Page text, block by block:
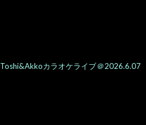
Toshi&Akkoカラオケライブ＠2026.6.07